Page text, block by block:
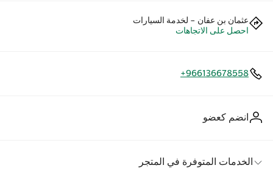
عثمان بن عفان - لخدمة السيارات
احصل على الاتجاهات
+966136678558
انضم كعضو
الخدمات المتوفرة في المتجر